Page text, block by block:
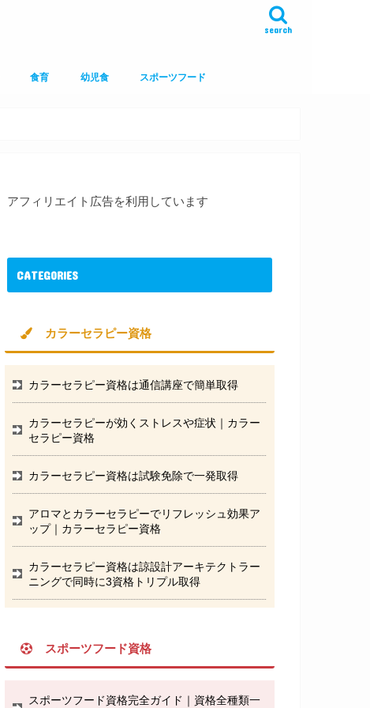
search
食育 幼児食 スポーツフード
アフィリエイト広告を利用しています
CATEGORIES
カラーセラピー資格
カラーセラピー資格は通信講座で簡単取得
カラーセラピーが効くストレスや症状｜カラー
セラピー資格
カラーセラピー資格は試験免除で一発取得
アロマとカラーセラピーでリフレッシュ効果ア
ップ｜カラーセラピー資格
カラーセラピー資格は諒設計アーキテクトラー
ニングで同時に3資格トリプル取得
スポーツフード資格
スポーツフード資格完全ガイド｜資格全種類一